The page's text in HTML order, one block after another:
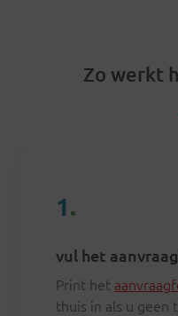
Zo werkt
1.
vul het
Print het
thuis in als u